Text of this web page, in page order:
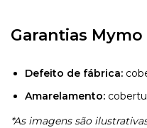
Garantias Mymo
Defeito de fábrica:
Amarelamento:
*As imagens são